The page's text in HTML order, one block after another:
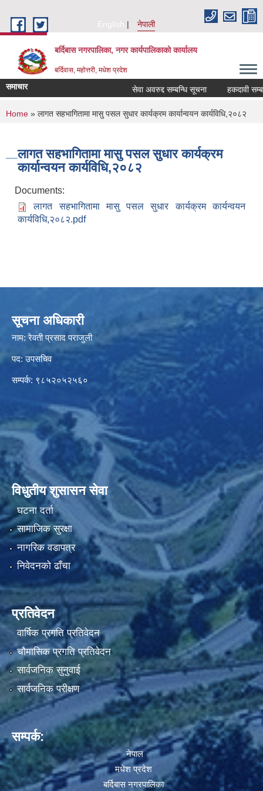
English
नेपाली
बर्दिबास नगरपालिका, नगर कार्यपालिकाको कार्यालय
बर्दिवास, महोत्तरी, मधेश प्रदेश
समाचार सेवा अवरुद्द सम्बन्धि सूचना हकदावी
You are here
Home » लागत सहभागितामा मासु पसल सुधार कार्यक्रम कार्यान्वयन कार्यविधि,२०८२
लागत सहभागितामा मासु पसल सुधार कार्यक्रम
कार्यान्वयन कार्यविधि,२०८२
Documents:
लागत सहभागितामा मासु पसल सुधार कार्यक्रम कार्यन्वयन
कार्यविधि,२०८२.pdf
सूचना अधिकारी
नाम: रेवती प्रसाद पराजुली
पद: उपसचिव
सम्पर्क: ९८५२०५२५६०
विधुतीय शुसासन सेवा
घटना दर्ता
सामाजिक सुरक्षा
नागरिक वडापत्र
निवेदनको ढाँचा
प्रतिवेदन
वार्षिक प्रगति प्रतिवेदन
चौमासिक प्रगति प्रतिवेदन
सार्वजनिक सुनुवाई
सार्वजनिक परीक्षण
सम्पर्क:
नेपाल
मधेश प्रदेश
बर्दिबास नगरपालिका